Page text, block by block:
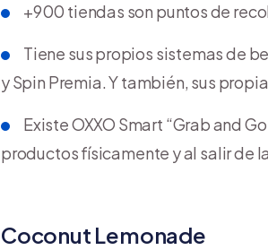
+900 tiendas son puntos de
Tiene sus propios sistemas de
y Spin Premia. Y también, sus
Existe OXXO Smart “Grab and
productos físicamente y al salir de
Coconut Lemonade